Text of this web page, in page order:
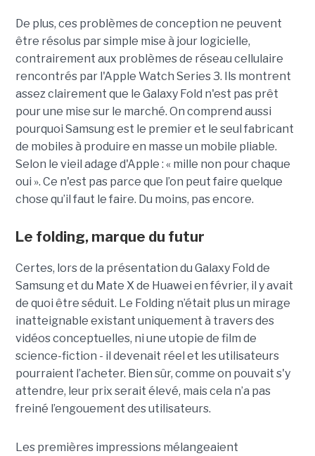
De plus, ces problèmes de conception ne peuvent
être résolus par simple mise à jour logicielle,
contrairement aux problèmes de réseau cellulaire
rencontrés par l'Apple Watch Series 3. Ils montrent
assez clairement que le Galaxy Fold n'est pas prêt
pour une mise sur le marché. On comprend aussi
pourquoi Samsung est le premier et le seul fabricant
de mobiles à produire en masse un mobile pliable.
Selon le vieil adage d'Apple : « mille non pour chaque
oui ». Ce n'est pas parce que l’on peut faire quelque
chose qu’il faut le faire. Du moins, pas encore.
Le folding, marque du futur
Certes, lors de la présentation du Galaxy Fold de
Samsung et du Mate X de Huawei en février, il y avait
de quoi être séduit. Le Folding n’était plus un mirage
inatteignable existant uniquement à travers des
vidéos conceptuelles, ni une utopie de film de
science-fiction - il devenait réel et les utilisateurs
pourraient l’acheter. Bien sûr, comme on pouvait s'y
attendre, leur prix serait élevé, mais cela n’a pas
freiné l’engouement des utilisateurs.
Les premières impressions mélangeaient